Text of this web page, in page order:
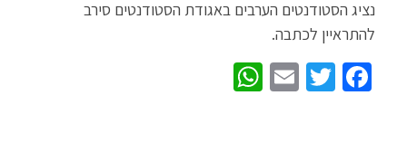
נציג הסטודנטים הערבים באגודת הסטודנטים סירב
להתראיין לכתבה.
Fa
T
E